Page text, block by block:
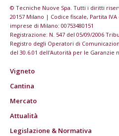
© Tecniche Nuove Spa. Tutti i diritti
20157 Milano | Codice fiscale, Partita
imprese di Milano: 00753480151
Registrazione: N. 547 del 05/09/2006
Registro degli Operatori di
del 30.6.01 dell'Autorità per le Garanzie
Vigneto
Cantina
Mercato
Attualità
Legislazione & Normativa